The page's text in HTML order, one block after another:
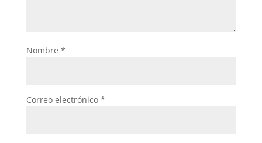
Nombre *
Correo electrónico *